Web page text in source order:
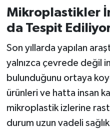
Mikroplastikler
da Tespit
Son yıllarda yapılan
yalnızca çevrede değil
bulunduğunu ortaya
ürünleri ve hatta insan
mikroplastik izlerine
durum uzun vadeli